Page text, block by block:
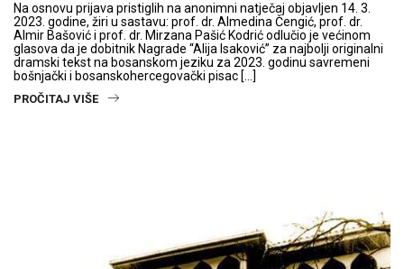
Na osnovu prijava pristiglih na anonimni natječaj objavljen 14. 3.
2023. godine, žiri u sastavu: prof. dr. Almedina Čengić, prof. dr.
Almir Bašović i prof. dr. Mirzana Pašić Kodrić odlučio je većinom
glasova da je dobitnik Nagrade “Alija Isaković” za najbolji originalni
dramski tekst na bosanskom jeziku za 2023. godinu savremeni
bošnjački i bosanskohercegovački pisac […]
PROČITAJ VIŠE